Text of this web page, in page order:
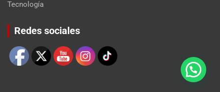
Tecnología
Redes sociales